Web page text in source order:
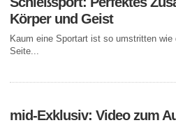
Körper und Geist
Kaum eine Sportart ist so umstritten
Seite...
mid-Exklusiv: Video zum